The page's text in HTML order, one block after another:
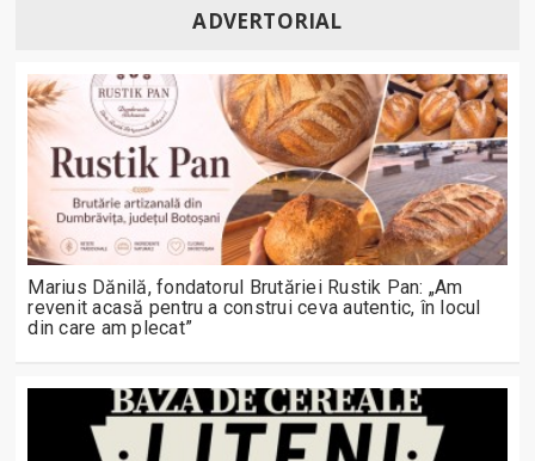
ADVERTORIAL
Marius Dănilă, fondatorul Brutăriei Rustik Pan: „Am
revenit acasă pentru a construi ceva autentic, în locul
din care am plecat”